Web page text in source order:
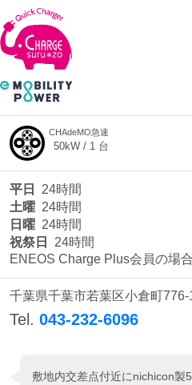
CHAdeMO急速
50kW / 1 台
平日
24時間
土曜 24時間
日曜 24時間
祝祭日
24時間
ENEOS Charge Plus会員の場
千葉県千葉市若葉区小倉町776-
Tel. 043-232-6096